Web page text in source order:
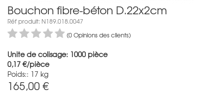
Bouchon fibre-béton D.22x2cm
Réf produit: N189.018.0047
(0 Opinions des clients)
Unite de colisage: 1000 pièce
0,17 €/pièce
Poids:: 17 kg
165,00 €